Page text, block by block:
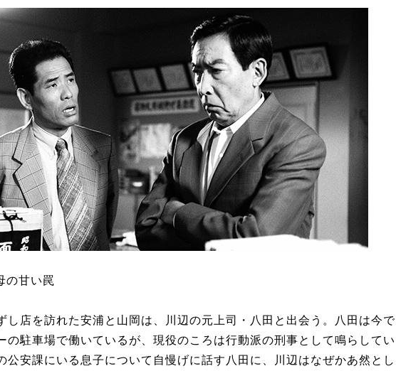
の甘い罠
し店を訪れた安浦と山岡は、川辺の元上司・八田と出会う。八田は今で
の駐車場で働いているが、現役のころは行動派の刑事として鳴らしてい
公安課にいる息子について自慢げに話す八田に、川辺はなぜかあ然とし